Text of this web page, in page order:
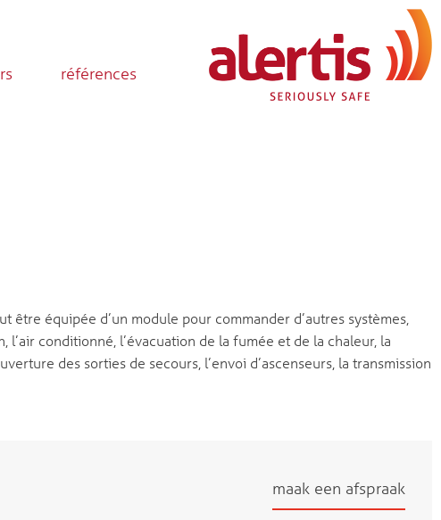
références
être équipée d’un module pour commander d’autres systèmes,
l’air conditionné, l’évacuation de la fumée et de la chaleur, la
des sorties de secours, l’envoi d’ascenseurs, la transmission
maak een afspraak